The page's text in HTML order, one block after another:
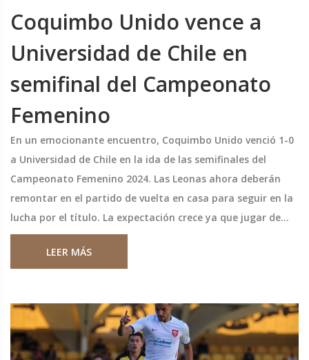
Coquimbo Unido vence a
Universidad de Chile en
semifinal del Campeonato
Femenino
En un emocionante encuentro, Coquimbo Unido venció 1-0
a Universidad de Chile en la ida de las semifinales del
Campeonato Femenino 2024. Las Leonas ahora deberán
remontar en el partido de vuelta en casa para seguir en la
lucha por el título. La expectación crece ya que jugar de
local puede ser una ventaja crucial para revertir el
marcador.LEER MÁS